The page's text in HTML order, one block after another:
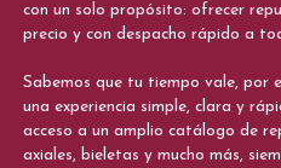
con un solo propósito: ofrecer
precio y con despacho rápido a
Sabemos que tu tiempo vale, por
una experiencia simple, clara y
acceso a un amplio catálogo de
axiales, bieletas y mucho más,